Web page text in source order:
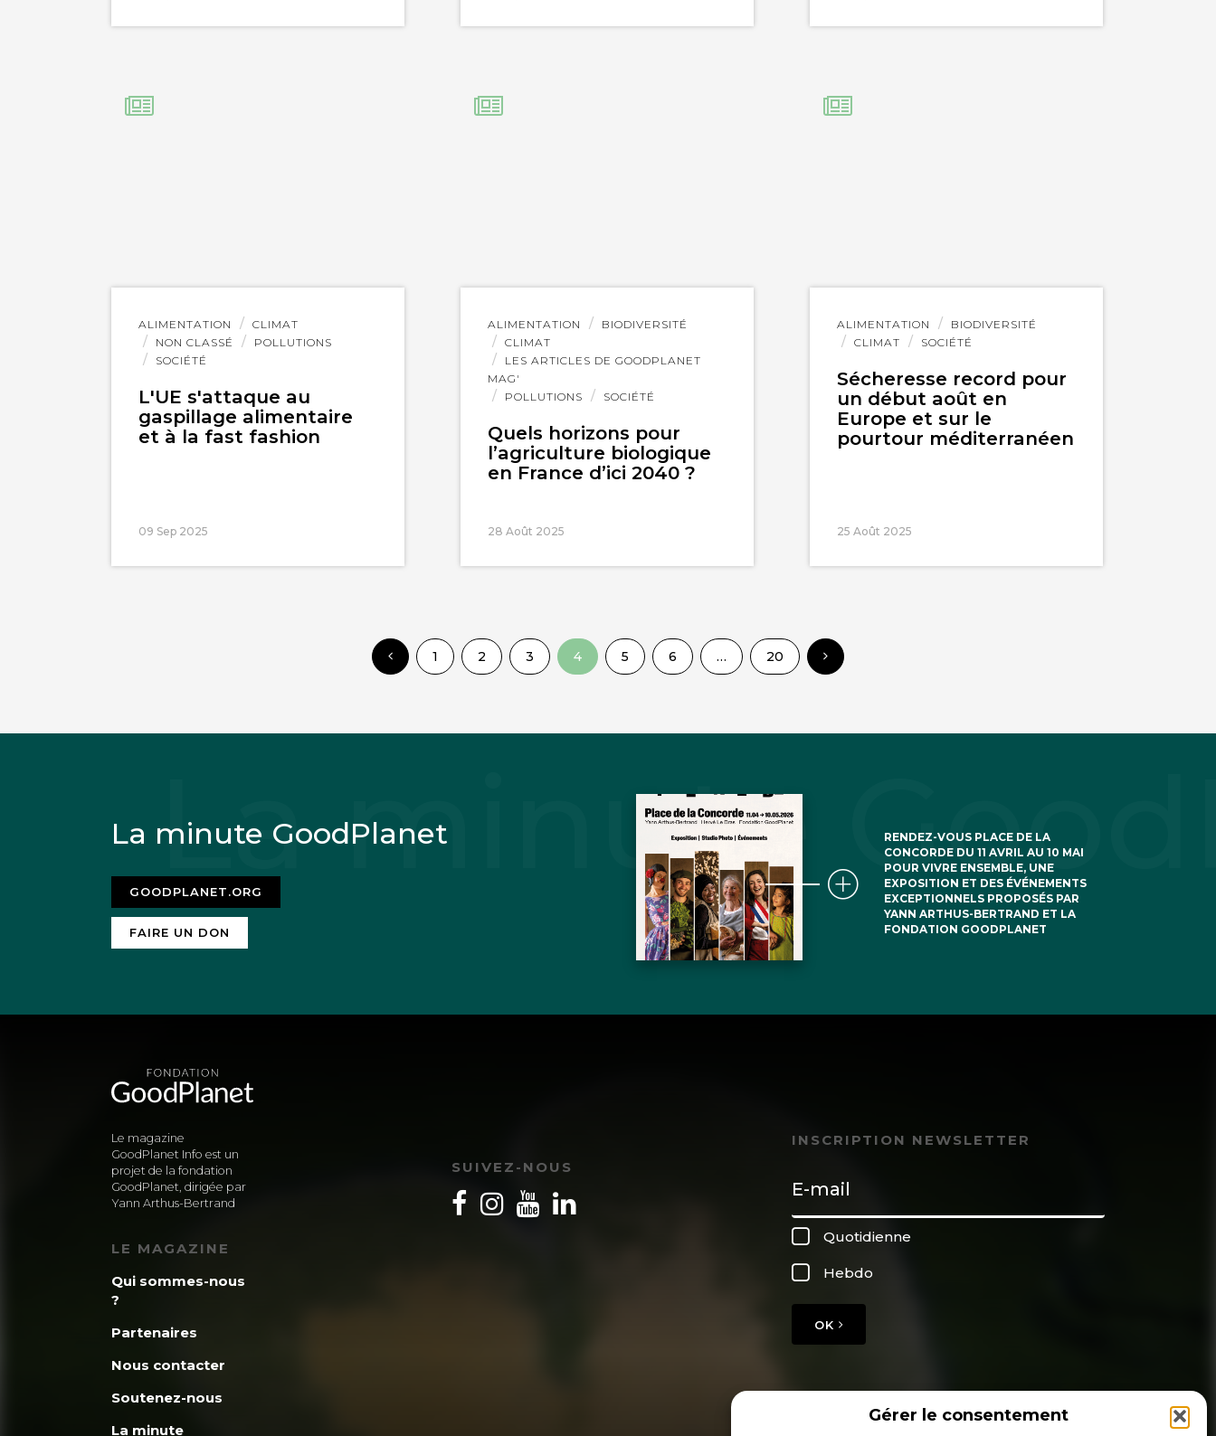
Gérer le consentement
ALIMENTATION
CLIMAT
NON CLASSÉ
POLLUTIONS
SOCIÉTÉ
L'UE s'attaque au
gaspillage alimentaire
et à la fast fashion
09 Sep 2025
Lire
l'article
ALIMENTATION
BIODIVERSITÉ
CLIMAT
LES ARTICLES DE GOODPLANET
MAG'
POLLUTIONS
SOCIÉTÉ
Quels horizons pour
l’agriculture biologique
en France d’ici 2040 ?
28 Août 2025
Lire
l'article
ALIMENTATION
BIODIVERSITÉ
CLIMAT
SOCIÉTÉ
Sécheresse record pour
un début août en
Europe et sur le
pourtour méditerranéen
25 Août 2025
Lire
l'article
1 2 3 4 5 6 … 20
La minute GoodPlanet
GOODPLANET.ORG
FAIRE UN DON
RENDEZ-VOUS PLACE DE LA
CONCORDE DU 11 AVRIL AU 10 MAI
POUR VIVRE ENSEMBLE, UNE
EXPOSITION ET DES ÉVÉNEMENTS
EXCEPTIONNELS PROPOSÉS PAR
YANN ARTHUS-BERTRAND ET LA
FONDATION GOODPLANET
Le magazine
GoodPlanet Info est un
projet de la fondation
GoodPlanet, dirigée par
Yann Arthus-Bertrand
LE MAGAZINE
Qui sommes-nous
?
Partenaires
Nous contacter
Soutenez-nous
La minute
SUIVEZ-NOUS
INSCRIPTION NEWSLETTER
Quotidienne
Hebdo
OK